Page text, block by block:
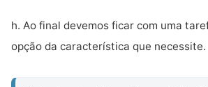
h. Ao final devemos ficar com uma
opção da característica que necessite.